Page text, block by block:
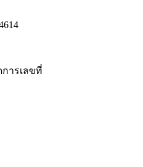
ารเลขที่